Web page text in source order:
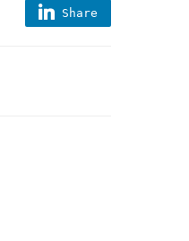
Share